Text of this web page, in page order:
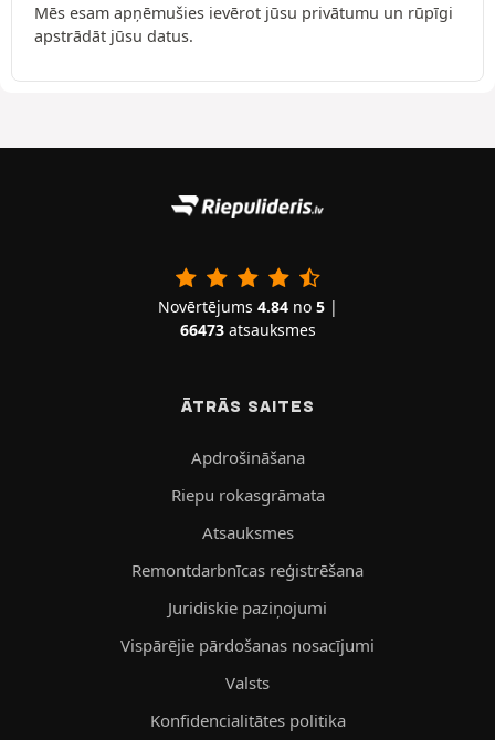
Mēs esam apņēmušies ievērot jūsu privātumu un rūpīgi
apstrādāt jūsu datus.
Novērtējums 4.84no 5|
66473atsauksmes
ĀTRĀS SAITES
Apdrošināšana
Riepu rokasgrāmata
Atsauksmes
Remontdarbnīcas reģistrēšana
Juridiskie paziņojumi
Vispārējie pārdošanas nosacījumi
Valsts
Konfidencialitātes politika